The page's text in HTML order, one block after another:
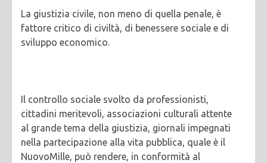
La giustizia civile, non meno di quella penale, è
fattore critico di civiltà, di benessere sociale e di
sviluppo economico.
Il controllo sociale svolto da professionisti,
cittadini meritevoli, associazioni culturali attente
al grande tema della giustizia, giornali impegnati
nella partecipazione alla vita pubblica, quale è il
NuovoMille, può rendere, in conformità al